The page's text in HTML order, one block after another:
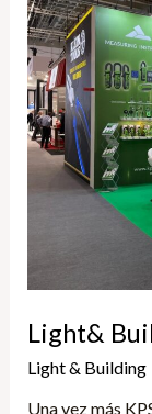
Light&
Light & Building,
Una vez más
2024